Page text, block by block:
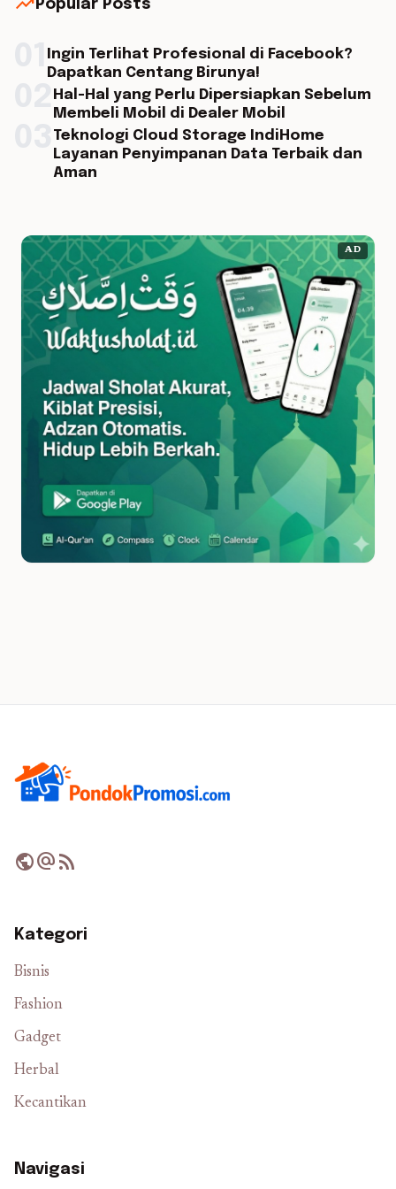
Popular Posts
Ingin Terlihat Profesional di Facebook?
Dapatkan Centang Birunya!
Hal-Hal yang Perlu Dipersiapkan Sebelum
Membeli Mobil di Dealer Mobil
Teknologi Cloud Storage IndiHome
Layanan Penyimpanan Data Terbaik dan
Aman
AD
publicalternate_emailrss_feed
Kategori
Bisnis
Fashion
Gadget
Herbal
Kecantikan
Navigasi